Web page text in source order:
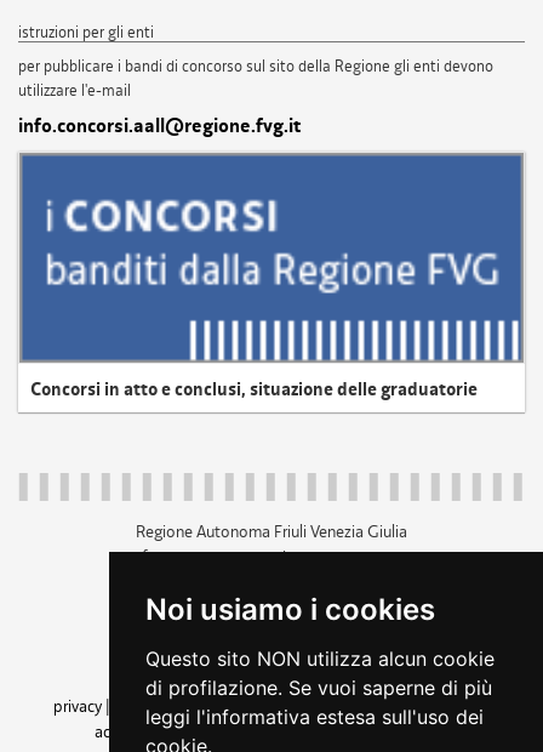
Noi usiamo i cookies
Questo sito NON utilizza alcun cookie
di profilazione. Se vuoi saperne di più
leggi l'informativa estesa sull'uso dei
cookie.
istruzioni per gli enti
per pubblicare i bandi di concorso sul sito della Regione gli enti devono
utilizzare l'e-mail
info.concorsi.aall@regione.fvg.it
Concorsi in atto e conclusi, situazione delle graduatorie
Regione Autonoma Friuli Venezia Giulia
c.f. 80014930327; p.iva 00526040324
+39 040 3771111
amministrazione trasparente
privacy
cookie |note legali accessibilità
dichiarazione di
accessibilità| feedback cambio preferenze cookie